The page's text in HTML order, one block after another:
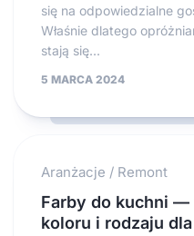
się na odpowiedzialne
Właśnie dlatego
stają się...
5 MARCA 2024
Aranżacje / Remont
Farby do kuchni
koloru i rodzaju